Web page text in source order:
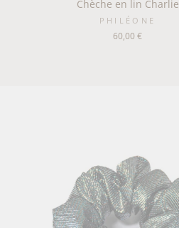
Chèche en lin Charlie
PHILÉONE
60,00 €